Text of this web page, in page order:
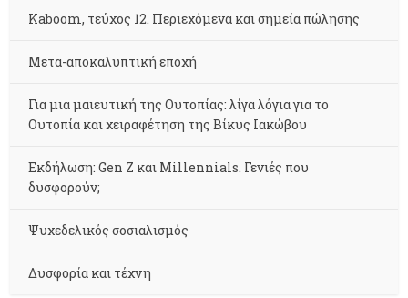
Kaboom, τεύχος 12. Περιεχόμενα και σημεία πώλησης
Μετα-αποκαλυπτική εποχή
Για μια μαιευτική της Ουτοπίας: λίγα λόγια για το
Ουτοπία και χειραφέτηση της Βίκυς Ιακώβου
Εκδήλωση: Gen Z και Millennials. Γενιές που
δυσφορούν;
Ψυχεδελικός σοσιαλισμός
Δυσφορία και τέχνη